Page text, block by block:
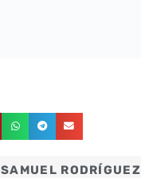
SAMUEL RODRÍGUEZ